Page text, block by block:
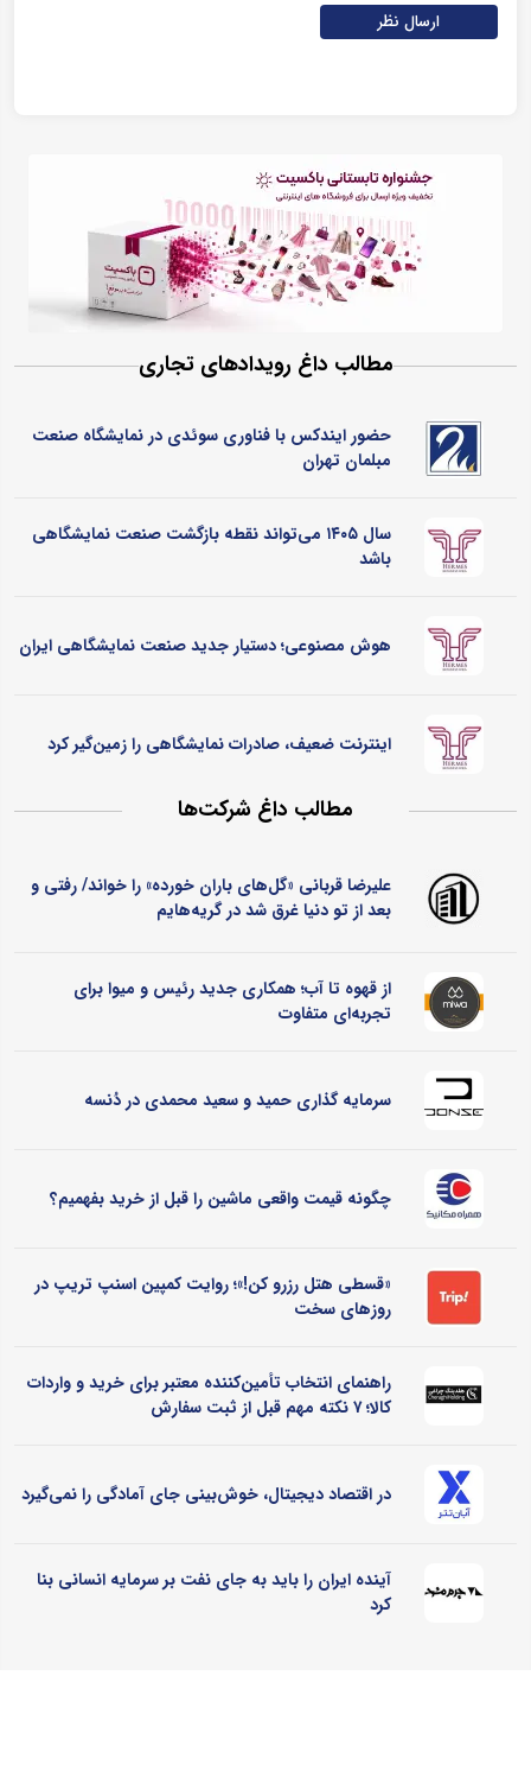
ارسال نظر
مطالب داغ رویدادهای تجاری
حضور ایندکس با فناوری سوئدی در نمایشگاه صنعت
مبلمان تهران
سال ۱۴۰۵ می‌تواند نقطه بازگشت صنعت نمایشگاهی
باشد
هوش مصنوعی؛ دستیار جدید صنعت نمایشگاهی ایران
اینترنت ضعیف، صادرات نمایشگاهی را زمین‌گیر کرد
مطالب داغ شرکت‌ها
علیرضا قربانی «گل‌های باران خورده» را خواند/ رفتی و
بعد از تو دنیا غرق شد در گریه‌هایم
از قهوه تا آب؛ همکاری جدید رئیس و میوا برای
تجربه‌ای متفاوت
سرمایه گذاری حمید و سعید محمدی در دُنسه
چگونه قیمت واقعی ماشین را قبل از خرید بفهمیم؟
«قسطی هتل رزرو کن!»؛ روایت کمپین اسنپ تریپ در
روزهای سخت
راهنمای انتخاب تأمین‌کننده معتبر برای خرید و واردات
کالا؛ ۷ نکته مهم قبل از ثبت سفارش
در اقتصاد دیجیتال، خوش‌بینی جای آمادگی را نمی‌گیرد
آینده ایران را باید به جای نفت بر سرمایه انسانی بنا
کرد